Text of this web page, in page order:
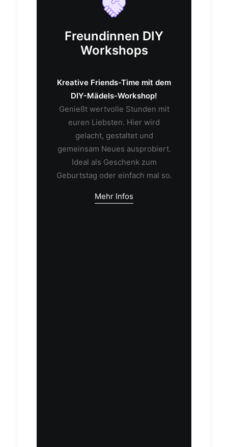
Freundinnen DIY
Workshops
Kreative Friends-Time mit dem
DIY-Mädels-Workshop!
Genießt wertvolle Stunden mit
euren Liebsten. Hier wird
gelacht, gestaltet und
gemeinsam Neues ausprobiert.
Ideal als Geschenk zum
Geburtstag oder einfach mal so.
Mehr Infos